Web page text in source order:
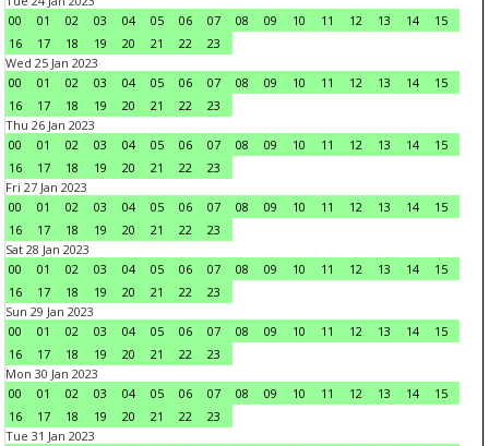
00
01 02 03 04 05 06 07 08 09 10 11 12 13 14
15
16
17 18 19 20 21 22
23
Wed 25 Jan 2023
00
01 02 03 04 05 06 07 08 09 10 11 12 13 14
15
16
17 18 19 20 21 22
23
Thu 26 Jan 2023
00
01 02 03 04 05 06 07 08 09 10 11 12 13 14
15
16
17 18 19 20 21 22
23
Fri 27 Jan 2023
00
01 02 03 04 05 06 07 08 09 10 11 12 13 14
15
16
17 18 19 20 21 22
23
Sat 28 Jan 2023
00
01 02 03 04 05 06 07 08 09 10 11 12 13 14
15
16
17 18 19 20 21 22
23
Sun 29 Jan 2023
00
01 02 03 04 05 06 07 08 09 10 11 12 13 14
15
16
17 18 19 20 21 22
23
Mon 30 Jan 2023
00
01 02 03 04 05 06 07 08 09 10 11 12 13 14
15
16
17 18 19 20 21 22
23
Tue 31 Jan 2023